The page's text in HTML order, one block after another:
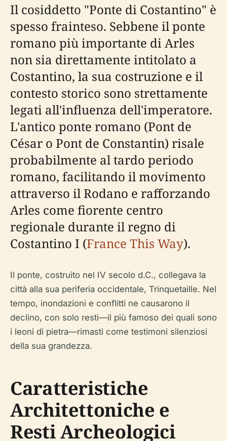
Il cosiddetto "Ponte di Costantino" è
spesso frainteso. Sebbene il ponte
romano più importante di Arles
non sia direttamente intitolato a
Costantino, la sua costruzione e il
contesto storico sono strettamente
legati all'influenza dell'imperatore.
L'antico ponte romano (Pont de
César o Pont de Constantin) risale
probabilmente al tardo periodo
romano, facilitando il movimento
attraverso il Rodano e rafforzando
Arles come fiorente centro
regionale durante il regno di
Costantino I (France This Way).
Il ponte, costruito nel IV secolo d.C., collegava la
città alla sua periferia occidentale, Trinquetaille. Nel
tempo, inondazioni e conflitti ne causarono il
declino, con solo resti—il più famoso dei quali sono
i leoni di pietra—rimasti come testimoni silenziosi
della sua grandezza.
Caratteristiche
Architettoniche e
Resti Archeologici